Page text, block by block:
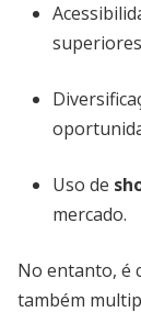
Uso de
mercado.
No entanto, é
também